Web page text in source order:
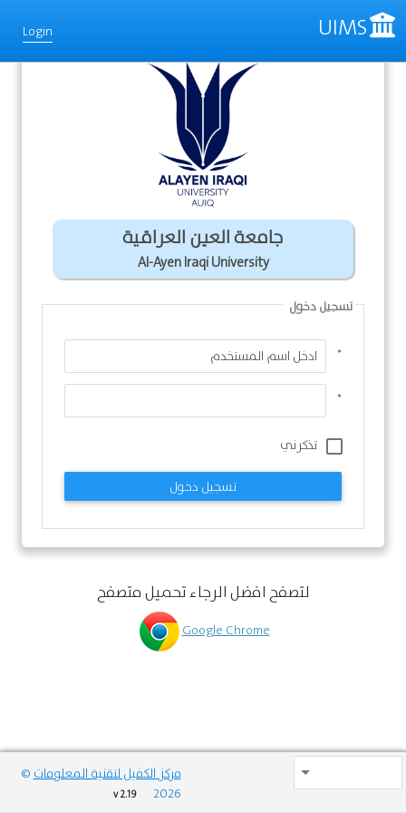
UIMS
Login
مركز الكفيل لتقنية المعلومات©
2026
v 2.19
جامعة العين العراقية
Al-Ayen Iraqi University
تسجيل دخول
*
*
تذكرني
تسجيل دخول
لتصفح افضل الرجاء تحميل متصفح
Google Chrome